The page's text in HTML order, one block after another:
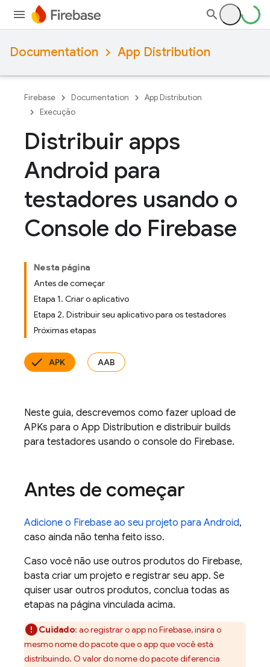
Documentation App Distribution
Firebase Documentation
App Distribution
Execução
Distribuir apps
Android para
testadores usando o
Console do Firebase
Nesta página
Antes de começar
Etapa 1. Criar o aplicativo
Etapa 2. Distribuir seu aplicativo para os testadores
Próximas etapas
APK AAB
Neste guia, descrevemos como fazer upload de
APKs para o App Distribution e distribuir builds
para testadores usando o console do Firebase.
Antes de começar
Adicione o Firebase ao seu projeto para Android,
caso ainda não tenha feito isso.
Caso você não use outros produtos do Firebase,
basta criar um projeto e registrar seu app. Se
quiser usar outros produtos, conclua todas as
etapas na página vinculada acima.
Cuidado: ao registrar o app no Firebase, insira o
mesmo nome do pacote que o app que você está
distribuindo. O valor do nome do pacote diferencia